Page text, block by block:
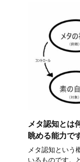
メタ認知とは
眺める能力で
メタ認知という
いるものです。